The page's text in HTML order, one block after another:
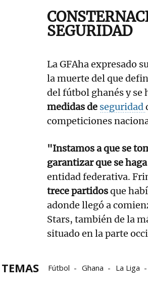
SEGURIDAD
La GFAha expresado
la muerte del que
del fútbol ghanés y se
medidas de seguridad
competiciones
"Instamos a que se
garantizar que se
entidad federativa.
trece partidosque
adonde llegó a
Stars, también de la
situado en la parte
TEMAS Fútbol Ghana La Liga